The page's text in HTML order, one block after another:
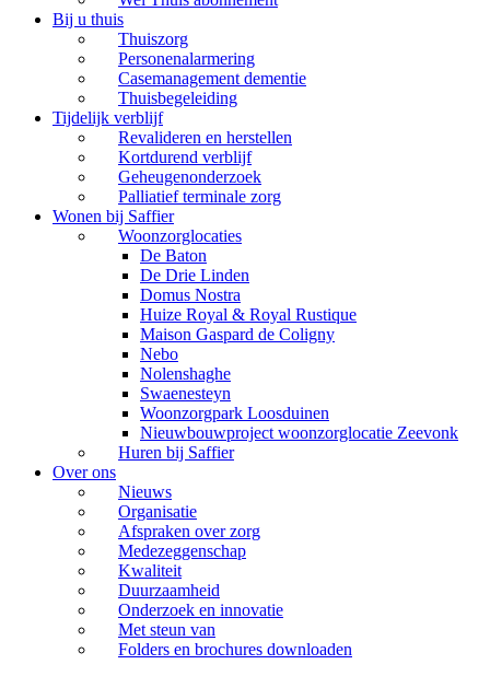
Bij u thuis
Thuiszorg
Personenalarmering
Casemanagement dementie
Thuisbegeleiding
Tijdelijk verblijf
Revalideren en herstellen
Kortdurend verblijf
Geheugenonderzoek
Palliatief terminale zorg
Wonen bij Saffier
Woonzorglocaties
De Baton
De Drie Linden
Domus Nostra
Huize Royal & Royal Rustique
Maison Gaspard de Coligny
Nebo
Nolenshaghe
Swaenesteyn
Woonzorgpark Loosduinen
Nieuwbouwproject woonzorglocatie Zeevonk
Huren bij Saffier
Over ons
Nieuws
Organisatie
Afspraken over zorg
Medezeggenschap
Kwaliteit
Duurzaamheid
Onderzoek en innovatie
Met steun van
Folders en brochures downloaden